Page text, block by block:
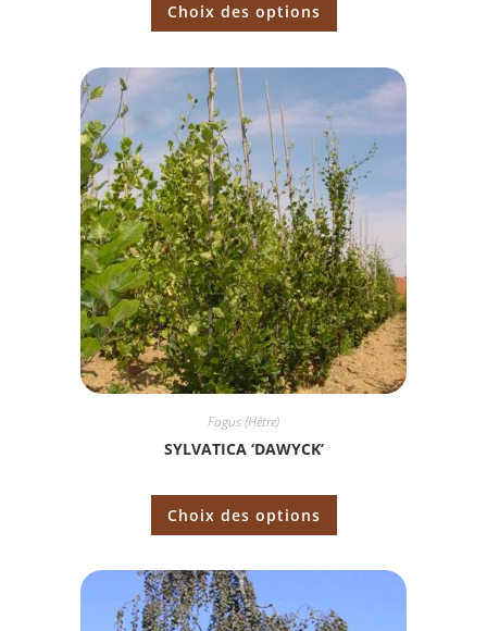
Choix des options
Fagus (Hêtre)
SYLVATICA ‘DAWYCK’
Choix des options